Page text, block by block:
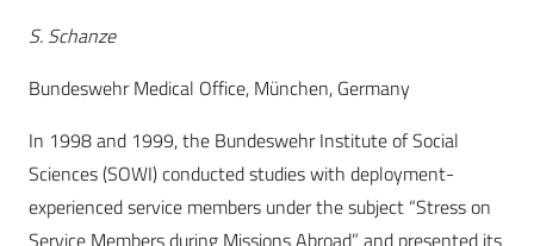
S. Schanze
Bundeswehr Medical Office, München, Germany
In 1998 and 1999, the Bundeswehr Institute of Social
Sciences (SOWI) conducted studies with deployment-
experienced service members under the subject “Stress on
Service Members during Missions Abroad” and presented its